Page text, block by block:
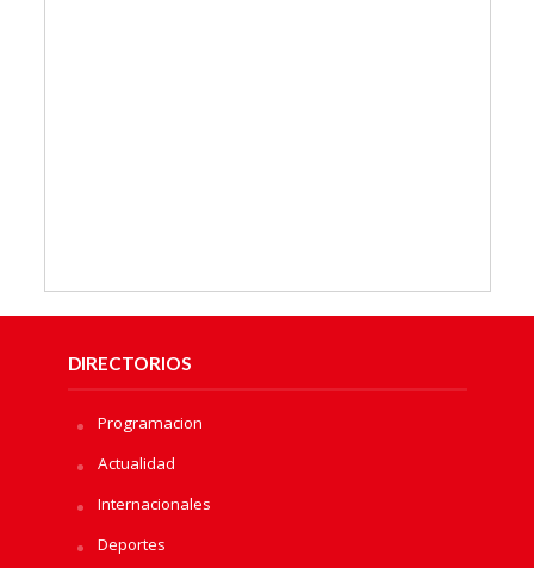
DIRECTORIOS
Programacion
Actualidad
Internacionales
Deportes